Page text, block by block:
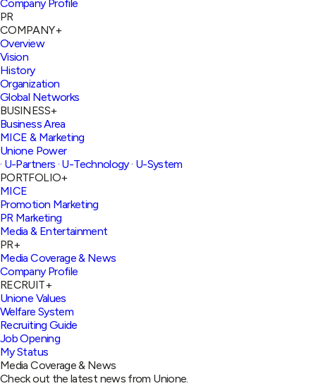
Company Profile
PR
COMPANY+
Overview
Vision
History
Organization
Global Networks
BUSINESS+
Business Area
MICE & Marketing
Unione Power
· U-Partners · U-Technology· U-System
PORTFOLIO+
MICE
Promotion Marketing
PR Marketing
Media & Entertainment
PR+
Media Coverage & News
Company Profile
RECRUIT+
Unione Values
Welfare System
Recruiting Guide
Job Opening
My Status
Media Coverage & News
Check out the latest news from Unione.